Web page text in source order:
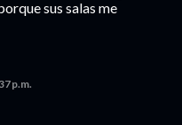
sus salas me
p.m.